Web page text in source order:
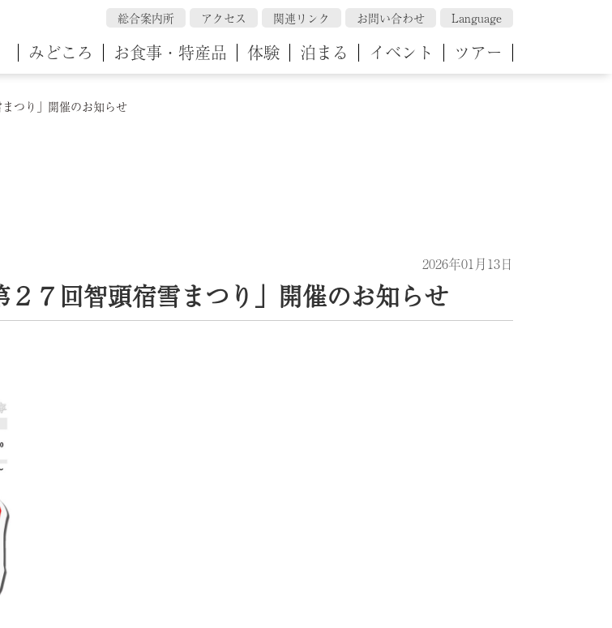
総合案内所 アクセス 関連リンク お問い合わせ Language
みどころ お食事・特産品 体験 泊まる イベント ツアー
つり」開催のお知らせ
2026年01月13日
２７回智頭宿雪まつり」開催のお知らせ